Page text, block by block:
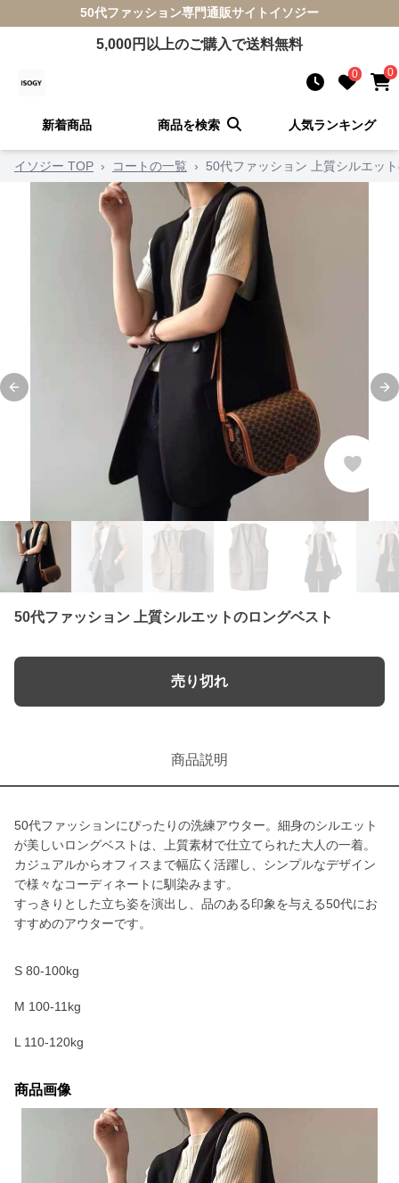
50代ファッション専門通販サイト イソジー
5,000円以上のご購入で送料無料
0 0
新着商品 商品を検索 人気ランキング
イソジー TOP › コートの一覧 › 50代ファッション 上質シルエッ
Previous slide
50代ファッション 上質シルエットのロングベスト
売り切れ
商品説明
50代ファッションにぴったりの洗練アウター。細身のシルエット
が美しいロングベストは、上質素材で仕立てられた大人の一着。
カジュアルからオフィスまで幅広く活躍し、シンプルなデザイン
で様々なコーディネートに馴染みます。
すっきりとした立ち姿を演出し、品のある印象を与える50代にお
すすめのアウターです。
S 80-100kg
M 100-11kg
L 110-120kg
商品画像